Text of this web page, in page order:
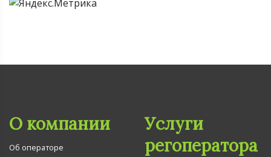
О компании
Об операторе
Услуги
регоператора